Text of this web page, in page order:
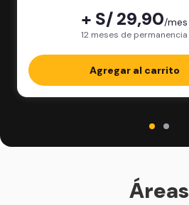
+ S/ 29,90/mes
12 meses de permanencia
Agregar al carrito
Áreas